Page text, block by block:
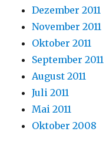
Dezember 2011
November 2011
Oktober 2011
September 2011
August 2011
Juli 2011
Mai 2011
Oktober 2008